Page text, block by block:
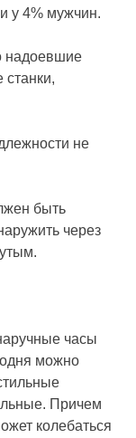
у 4% мужчин.
надоевшие
станки,
не
быть
через
часы
можно
Причем
колебаться